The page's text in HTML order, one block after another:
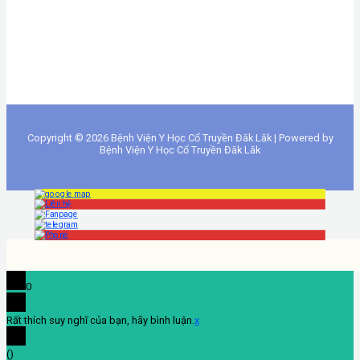
Copyright © 2026 Bệnh Viện Y Học Cổ Truyền Đăk Lăk | Powered by
Bệnh Viện Y Học Cổ Truyền Đăk Lăk
0
Rất thích suy nghĩ của bạn, hãy bình luận. x
()